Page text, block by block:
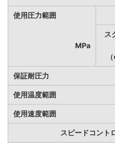
使用圧力範囲
MPa
ス
保証耐圧力
使用温度範囲
使用速度範囲
スピードコント